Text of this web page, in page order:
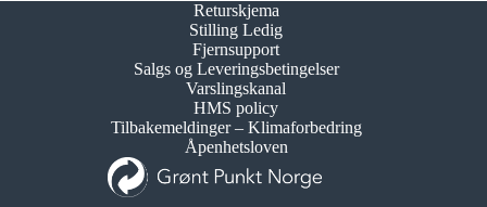
Returskjema
Stilling Ledig
Fjernsupport
Salgs og Leveringsbetingelser
Varslingskanal
HMS policy
Tilbakemeldinger – Klimaforbedring
Åpenhetsloven